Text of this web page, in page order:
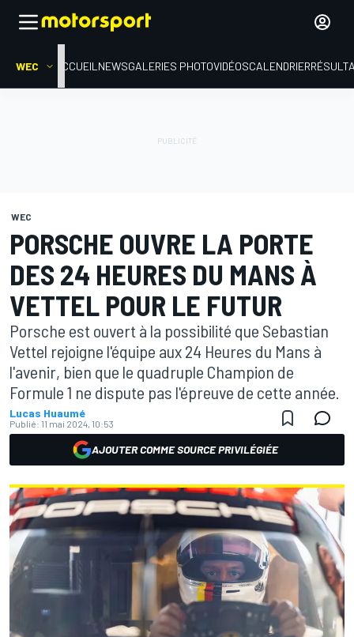
WEC ACCUEIL NEWSGALERIES PHOTOVIDÉOSCALENDRIER
WEC
PORSCHE OUVRE LA PORTE
DES 24 HEURES DU MANS À
VETTEL POUR LE FUTUR
Porsche est ouvert à la possibilité que Sebastian
Vettel rejoigne l'équipe aux 24 Heures du Mans à
l'avenir, bien que le quadruple Champion de
Formule 1 ne dispute pas l'épreuve de cette année.
Lucas Huaumé
Publié: 11 mai 2024, 10:53
AJOUTER COMME SOURCE PRIVILÉGIÉE